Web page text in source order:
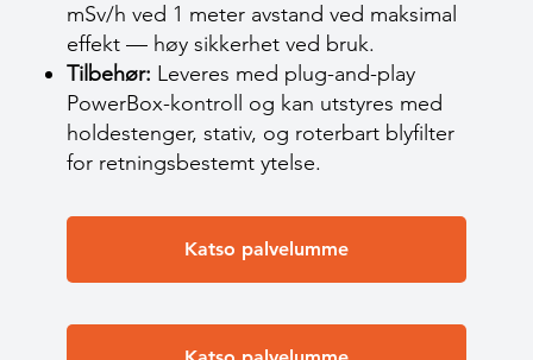
mSv/h ved 1 meter avstand ved maksimal
effekt — høy sikkerhet ved bruk.
Tilbehør: Leveres med plug-and-play
PowerBox-kontroll og kan utstyres med
holdestenger, stativ, og roterbart blyfilter
for retningsbestemt ytelse.
Katso palvelumme